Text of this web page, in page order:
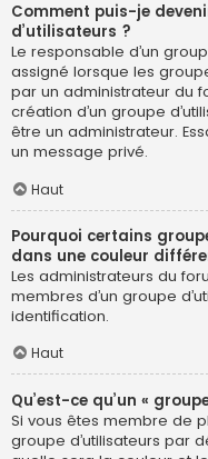
Comment puis-je
d’utilisateurs ?
Le responsable d’un
assigné lorsque les
par un administrateur du
création d’un groupe
être un administrateur.
un message privé.
Haut
Pourquoi certains
dans une couleur
Les administrateurs du
membres d’un groupe
identification.
Haut
Qu’est-ce qu’un «
Si vous êtes membre de
groupe d’utilisateurs par